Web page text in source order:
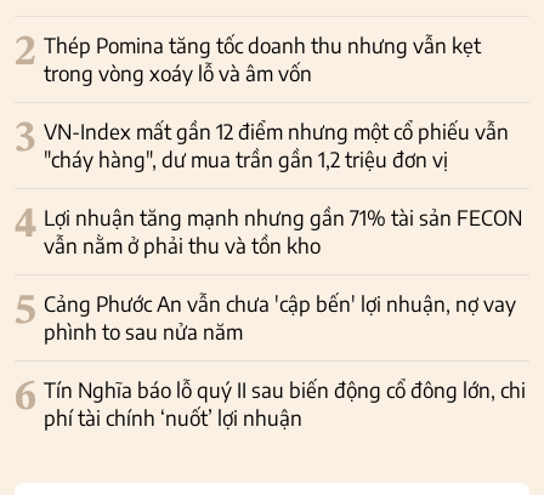
2 Thép Pomina tăng tốc doanh thu nhưng vẫn kẹt
trong vòng xoáy lỗ và âm vốn
3 VN-Index mất gần 12 điểm nhưng một cổ phiếu vẫn
"cháy hàng", dư mua trần gần 1,2 triệu đơn vị
4 Lợi nhuận tăng mạnh nhưng gần 71% tài sản FECON
vẫn nằm ở phải thu và tồn kho
5 Cảng Phước An vẫn chưa 'cập bến' lợi nhuận, nợ vay
phình to sau nửa năm
6 Tín Nghĩa báo lỗ quý II sau biến động cổ đông lớn, chi
phí tài chính ‘nuốt’ lợi nhuận